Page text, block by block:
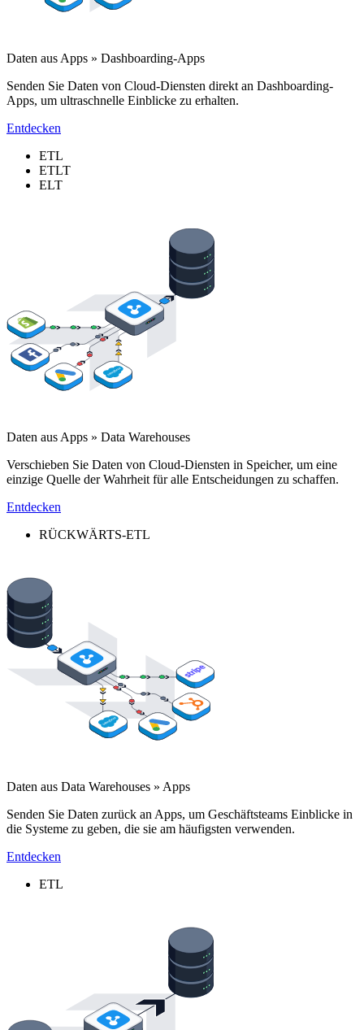
Daten aus Apps » Dashboarding-Apps
Senden Sie Daten von Cloud-Diensten direkt an Dashboarding-
Apps, um ultraschnelle Einblicke zu erhalten.
Entdecken
ETL
ETLT
ELT
Daten aus Apps » Data Warehouses
Verschieben Sie Daten von Cloud-Diensten in Speicher, um eine
einzige Quelle der Wahrheit für alle Entscheidungen zu schaffen.
Entdecken
RÜCKWÄRTS-ETL
Daten aus Data Warehouses » Apps
Senden Sie Daten zurück an Apps, um Geschäftsteams Einblicke in
die Systeme zu geben, die sie am häufigsten verwenden.
Entdecken
ETL